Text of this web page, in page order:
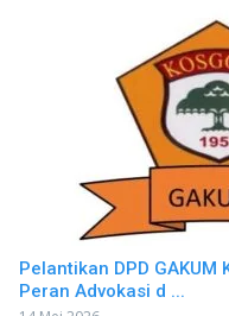
Pelantikan DPD
Peran Advokasi d ...